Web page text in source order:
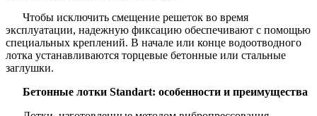
Чтобы исключить смещение решеток во время
эксплуатации, надежную фиксацию обеспечивают с помощью
специальных креплений. В начале или конце водоотводного
лотка устанавливаются торцевые бетонные или стальные
заглушки.
Бетонные лотки Standart: особенности и преимущества